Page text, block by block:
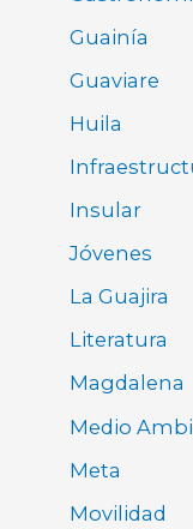
Guainía
Guaviare
Huila
Insular
Jóvenes
La Guajira
Literatura
Magdalena
Medio
Meta
Movilidad